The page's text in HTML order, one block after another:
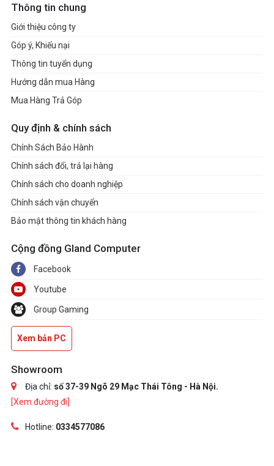
Thông tin chung
Giới thiệu công ty
Góp ý, Khiếu nại
Thông tin tuyển dụng
Hướng dẫn mua Hàng
Mua Hàng Trả Góp
Quy định & chính sách
Chính Sách Bảo Hành
Chính sách đổi, trả lại hàng
Chính sách cho doanh nghiệp
Chính sách vận chuyển
Bảo mật thông tin khách hàng
Cộng đồng Gland Computer
Facebook
Youtube
Group Gaming
Xem bản PC
Showroom
Địa chỉ: số 37-39 Ngõ 29 Mạc Thái Tông - Hà Nội.
[Xem đường đi]
Hotline: 0334577086